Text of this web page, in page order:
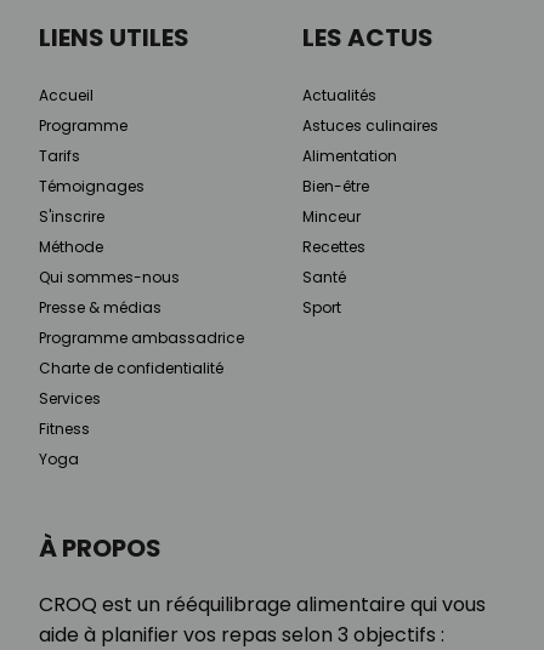
À PROPOS
CROQ est un rééquilibrage alimentaire qui vous
aide à planifier vos repas selon 3 objectifs :
LIENS UTILES
Accueil
Programme
Tarifs
Témoignages
S'inscrire
Méthode
Qui sommes-nous
Presse & médias
Programme ambassadrice
Charte de confidentialité
Services
Fitness
Yoga
LES ACTUS
Actualités
Astuces culinaires
Alimentation
Bien-être
Minceur
Recettes
Santé
Sport